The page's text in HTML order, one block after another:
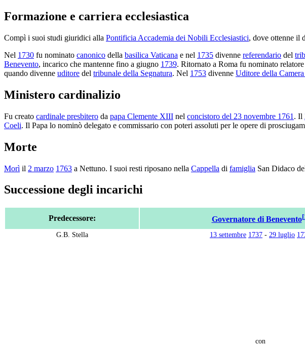
Formazione e carriera ecclesiastica
Compì i suoi studi giuridici alla Pontificia Accademia dei Nobili Ecclesiastici, dove ottenne il
Nel 1730 fu nominato canonico della basilica Vaticana e nel 1735 divenne referendario del
Benevento, incarico che mantenne fino a giugno 1739. Ritornato a Roma fu nominato
quando divenne uditore del tribunale della Segnatura. Nel 1753 divenne Uditore della
Ministero cardinalizio
Fu creato cardinale presbitero da papa Clemente XIII nel concistoro del 23 novembre 1761 . Il
Coeli. Il Papa lo nominò delegato e commissario con poteri assoluti per le opere di
Morte
Morì il 2 marzo 1763 a Nettuno. I suoi resti riposano nella Cappella di famiglia San Didaco
Successione degli incarichi
Predecessore: Governatore di Benevento[
G.B. Stella 13 settembre 1737 - 29 luglio
con